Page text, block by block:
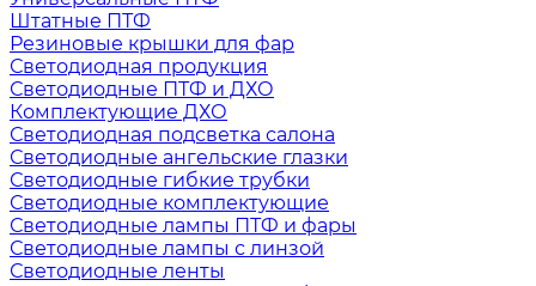
Штатные ПТФ
Резиновые крышки для фар
Светодиодная продукция
Светодиодные ПТФ и ДХО
Комплектующие ДХО
Светодиодная подсветка салона
Светодиодные ангельские глазки
Светодиодные гибкие трубки
Светодиодные комплектующие
Светодиодные лампы ПТФ и фары
Светодиодные лампы с линзой
Светодиодные ленты